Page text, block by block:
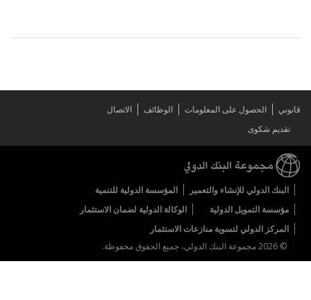
قانوني الحصول على المعلومات الوظائف
الاتصال
تقديم شكوى
البنك الدولي للإنشاء والتعمير
المؤسسة الدولية للتنمية
مؤسسة التمويل الدولية
الوكالة الدولية لضمان الاستثمار
المركز الدولي لتسوية منازعات الاستثمار
© 2026 مجموعة البنك الدولي، جميع الحقوق محفوظة.